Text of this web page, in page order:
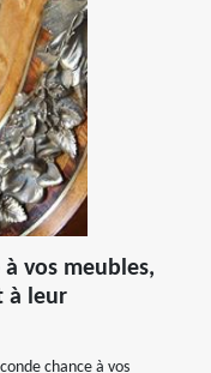
vos meubles,
à leur
chance à vos